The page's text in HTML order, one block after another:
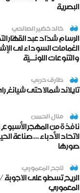
البصرية
خالد خضير الصالحي
الرسام شدّاد عبد القهّار
الغمامات السوداء لى
والتنوعات اللونــيّة
طارق حربي
تايلاند شمالا حتى شيانغ
منال الحسن
نافذة من المهجر
لاتحاد الأدباء ... صناعة
صورها
ناجح المعموري
الريح تسطو على الاجوبة
المعموري